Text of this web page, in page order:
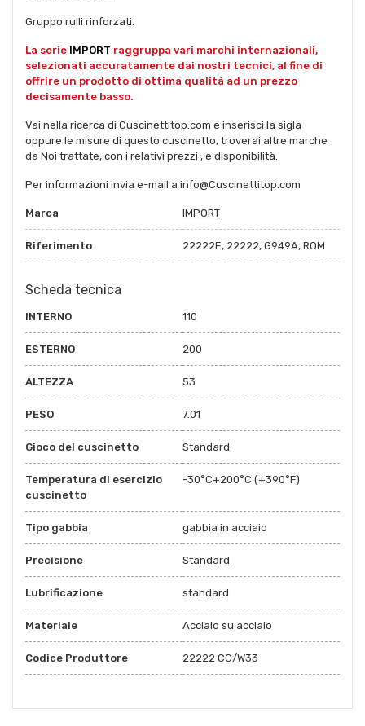
Gruppo rulli rinforzati.
La serie IMPORT raggruppa vari marchi internazionali,
selezionati accuratamente dai nostri tecnici, al fine di
offrire un prodotto di ottima qualità ad un prezzo
decisamente basso.
Vai nella ricerca di Cuscinettitop.com e inserisci la sigla
oppure le misure di questo cuscinetto, troverai altre marche
da Noi trattate, con i relativi prezzi , e disponibilità.
Per informazioni invia e-mail a info@Cuscinettitop.com
Marca IMPORT
Riferimento 22222E, 22222, G949A, ROM
Scheda tecnica
INTERNO 110
ESTERNO 200
ALTEZZA 53
PESO 7.01
Gioco del cuscinetto Standard
Temperatura di esercizio
cuscinetto
-30°C+200°C (+390°F)
Tipo gabbia gabbia in acciaio
Precisione Standard
Lubrificazione standard
Materiale Acciaio su acciaio
Codice Produttore 22222 CC/W33